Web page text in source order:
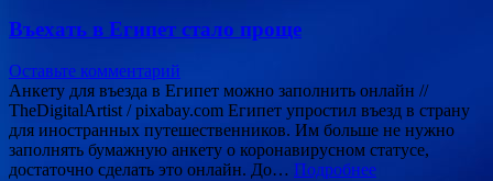
Въехать в Египет стало проще
Оставьте комментарий
Анкету для въезда в Египет можно заполнить онлайн //
TheDigitalArtist / pixabay.com Египет упростил въезд в страну
для иностранных путешественников. Им больше не нужно
заполнять бумажную анкету о коронавирусном статусе,
достаточно сделать это онлайн. До… Подробнее